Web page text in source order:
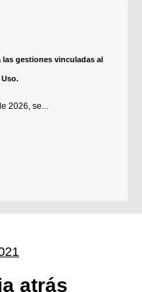
gestiones vinculadas al
2026, se...
atrás